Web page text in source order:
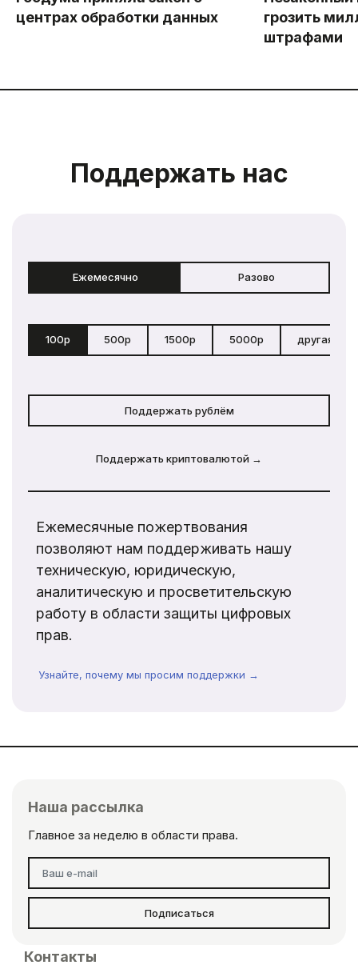
центрах обработки данных
грозить
штрафами
Поддержать нас
Ежемесячно Разово
100р 500р 1500р 5000р другая
Поддержать рублём
Поддержать криптовалютой →
Ежемесячные пожертвования
позволяют нам поддерживать нашу
техническую, юридическую,
аналитическую и просветительскую
работу в области защиты цифровых
прав.
Узнайте, почему мы просим поддержки →
Наша рассылка
Главное за неделю в области права.
Подписаться
Контакты